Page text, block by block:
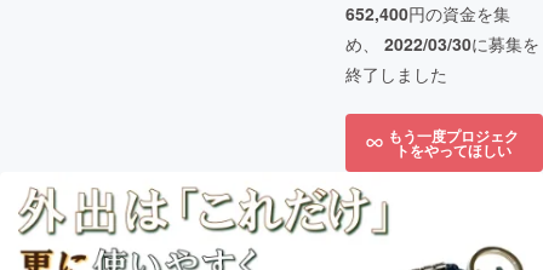
652,400円の資金を集
め、 2022/03/30に募集を
終了しました
もう一度プロジェク
トをやってほしい